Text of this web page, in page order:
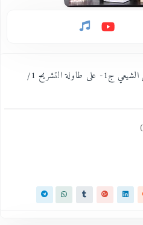
ملفّ الكتاب والعترة 14 - العقل الشيعي ج1- على طاولة التشريح 1/